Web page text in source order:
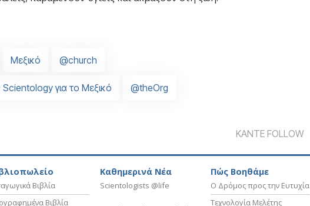
Μεξικό @church
Scientology για το Μεξικό @theOrg
ΚΑΝΤΕ FOLLOW
Βιβλία
Βιβλία
Καθημερινά Νέα
Scientologists @life
Πώς Βοηθάμε
Ο Δρόμος προς την Ευτυχία
Τεχνολογία Μελέτης